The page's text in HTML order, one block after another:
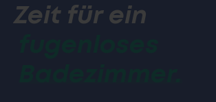
Zeit für ein